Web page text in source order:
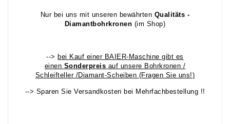
Nur bei uns mit unseren bewährten Qualitäts -
Diamantbohrkronen (im Shop)
--> bei Kauf einer BAIER-Maschine gibt es
einen Sonderpreis auf unsere Bohrkronen /
Schleifteller /Diamant-Scheiben (Fragen Sie uns!)
--> Sparen Sie Versandkosten bei Mehrfachbestellung !!